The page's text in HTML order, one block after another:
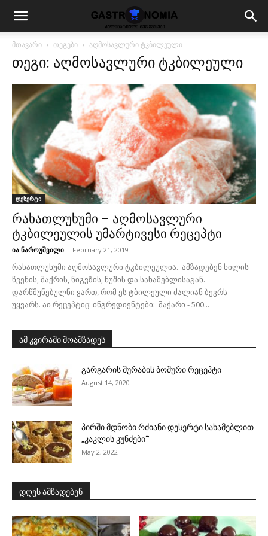
მთავარი თეგები აღმოსავლური ტკბილეული
თეგი: აღმოსავლური ტკბილეული
დესერტი
რახათლუხუმი – აღმოსავლური
ტკბილეულის უმარტივესი რეცეპტი
ია ნაროუშვილი - February 21, 2019
რახათლუხუმი აღმოსავლური ტკბილეულია. ამზადებენ ხილის
წვენის, შაქრის, ნიგვზის, ნუშის და სახამებლისაგან.
დარწმუნებულნი ვართ, რომ ეს ტბილეული ძალიან ბევრს
უყვარს. აი რეცეპტიც: ინგრედიენტები: შაქარი - 500...
ამ კვირაში მოამზადეს
გარგარის მურაბის ბოშური რეცეპტი
August 14, 2020
პირში მდნობი რძიანი დესერტი სახამებლით
„კაკლის კუნძები“’
May 2, 2022
დღეს ამზადებენ